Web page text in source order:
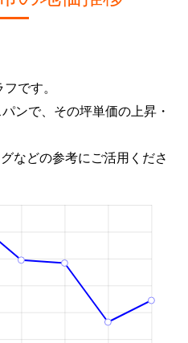
です。
ンで、その坪単価の上昇・
などの参考にご活用くださ